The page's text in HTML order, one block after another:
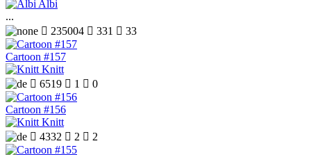
Albi
...
 235004  331  33
Cartoon #157
Knitt
 6519  1  0
Cartoon #156
Knitt
 4332  2  2